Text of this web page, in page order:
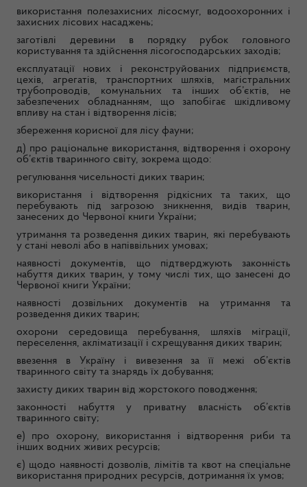
використання полезахисних лісосмуг, водоохоронних і
захисних лісових насаджень;
заготівлі деревини в порядку рубок головного
користування та здійснення лісогосподарських заходів;
експлуатації нових і реконструйованих підприємств,
цехів, агрегатів, транспортних шляхів, магістральних
трубопроводів, комунальних та інших об’єктів, не
забезпечених обладнанням, що запобігає шкідливому
впливу на стан і відтворення лісів;
збереження корисної для лісу фауни;
д) про раціональне використання, відтворення і охорону
об’єктів тваринного світу, зокрема щодо:
регулювання чисельності диких тварин;
використання і відтворення рідкісних та таких, що
перебувають під загрозою зникнення, видів тварин,
занесених до Червоної книги України;
утримання та розведення диких тварин, які перебувають
у стані неволі або в напіввільних умовах;
наявності документів, що підтверджують законність
набуття диких тварин, у тому числі тих, що занесені до
Червоної книги України;
наявності дозвільних документів на утримання та
розведення диких тварин;
охорони середовища перебування, шляхів міграції,
переселення, акліматизації і схрещування диких тварин;
ввезення в Україну і вивезення за її межі об’єктів
тваринного світу та знарядь їх добування;
захисту диких тварин від жорстокого поводження;
законності набуття у приватну власність об’єктів
тваринного світу;
е) про охорону, використання і відтворення риби та
інших водних живих ресурсів;
є) щодо наявності дозволів, лімітів та квот на спеціальне
використання природних ресурсів, дотримання їх умов;